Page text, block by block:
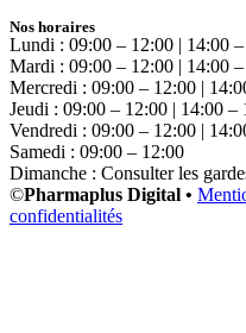
Nos horaires
Lundi : 09:00 – 12:00 | 14:00
Mardi : 09:00 – 12:00 | 14:00
Mercredi : 09:00 – 12:00 |
Jeudi : 09:00 – 12:00 | 14:00 –
Vendredi : 09:00 – 12:00 |
Samedi : 09:00 – 12:00
Dimanche : Consulter les
©Pharmaplus Digital •
confidentialités